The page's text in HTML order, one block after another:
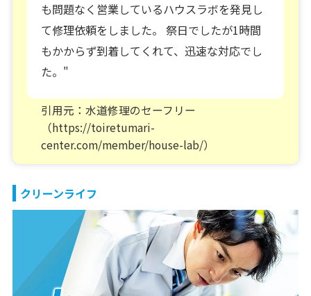
も問題なく営業しているハウスラボを発見し
て修理依頼をしました。 祭日でしたが1時間
もかからず到着してくれて、迅速な対応でし
た。"
引用元：水道修理のセーフリー
（https://toiretumari-
center.com/member/house-lab/）
クリーンライフ